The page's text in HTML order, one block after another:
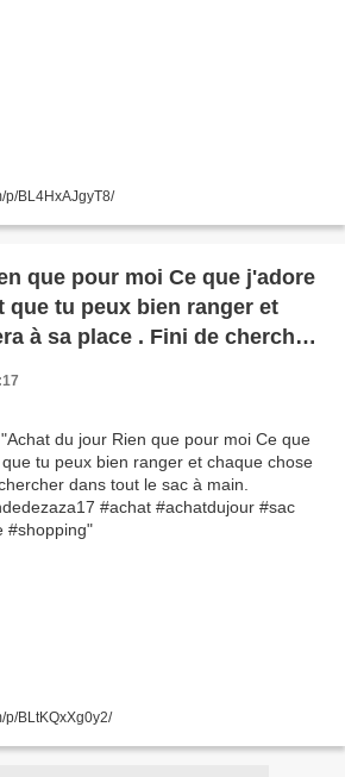
p/BL4HxAJgyT8/
que tu peux bien ranger et
à sa place . Fini de chercher
#achat #achatdujour #sac
p/BLtKQxXg0y2/